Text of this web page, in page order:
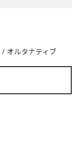
/ オルタナティブ